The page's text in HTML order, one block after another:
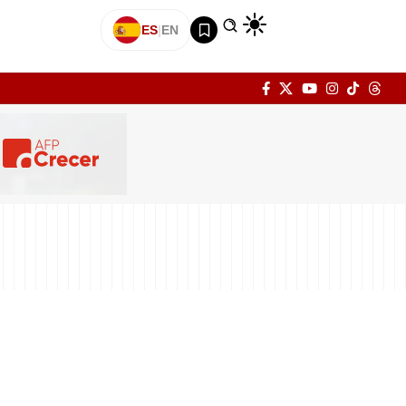
ES|EN